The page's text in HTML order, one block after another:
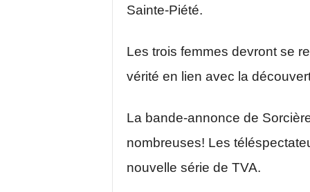
Sainte-Piété.
Les trois femmes devront se
vérité en lien avec la
La bande-annonce de
nombreuses! Les
nouvelle série de TVA.